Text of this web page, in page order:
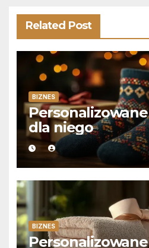
Related Post
BIZNES
dla niego
BIZNES